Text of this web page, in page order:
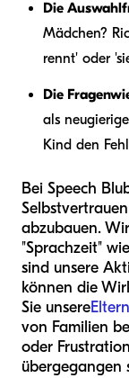
Die
Mädchen?
rennt' oder
Die
als
Kind den
Bei Speech
abzubauen.
"Sprachzeit"
sind unsere
können die
Sie unsere
von Familien
oder
übergegangen